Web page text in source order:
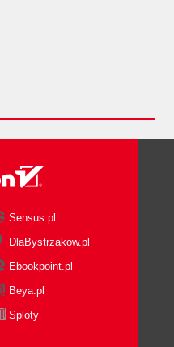
Sensus.pl
DlaBystrzakow.pl
Ebookpoint.pl
Beya.pl
Sploty